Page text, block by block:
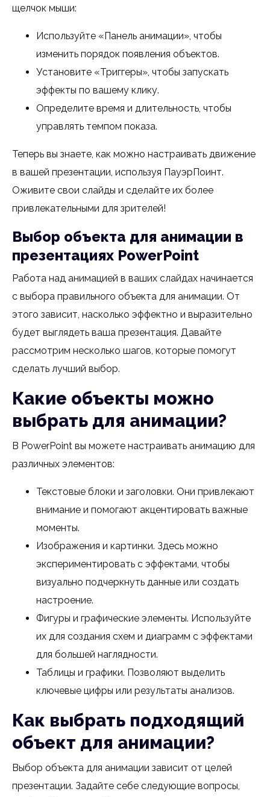
щелчок мыши:
Используйте «Панель анимации», чтобы
изменить порядок появления объектов.
Установите «Триггеры», чтобы запускать
эффекты по вашему клику.
Определите время и длительность, чтобы
управлять темпом показа.
Теперь вы знаете, как можно настраивать движение
в вашей презентации, используя ПауэрПоинт.
Оживите свои слайды и сделайте их более
привлекательными для зрителей!
Выбор объекта для анимации в
презентациях PowerPoint
Работа над анимацией в ваших слайдах начинается
с выбора правильного объекта для анимации. От
этого зависит, насколько эффектно и выразительно
будет выглядеть ваша презентация. Давайте
рассмотрим несколько шагов, которые помогут
сделать лучший выбор.
Какие объекты можно
выбрать для анимации?
В PowerPoint вы можете настраивать анимацию для
различных элементов:
Текстовые блоки и заголовки. Они привлекают
внимание и помогают акцентировать важные
моменты.
Изображения и картинки. Здесь можно
экспериментировать с эффектами, чтобы
визуально подчеркнуть данные или создать
настроение.
Фигуры и графические элементы. Используйте
их для создания схем и диаграмм с эффектами
для большей наглядности.
Таблицы и графики. Позволяют выделить
ключевые цифры или результаты анализов.
Как выбрать подходящий
объект для анимации?
Выбор объекта для анимации зависит от целей
презентации. Задайте себе следующие вопросы,